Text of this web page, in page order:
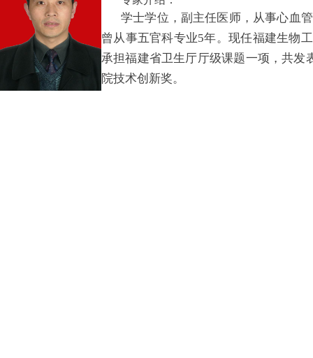
学士学位，副主任医师，从事心血
曾从事五官科专业5年。现任福建生物
承担福建省卫生厅厅级课题一项，共发
院技术创新奖。